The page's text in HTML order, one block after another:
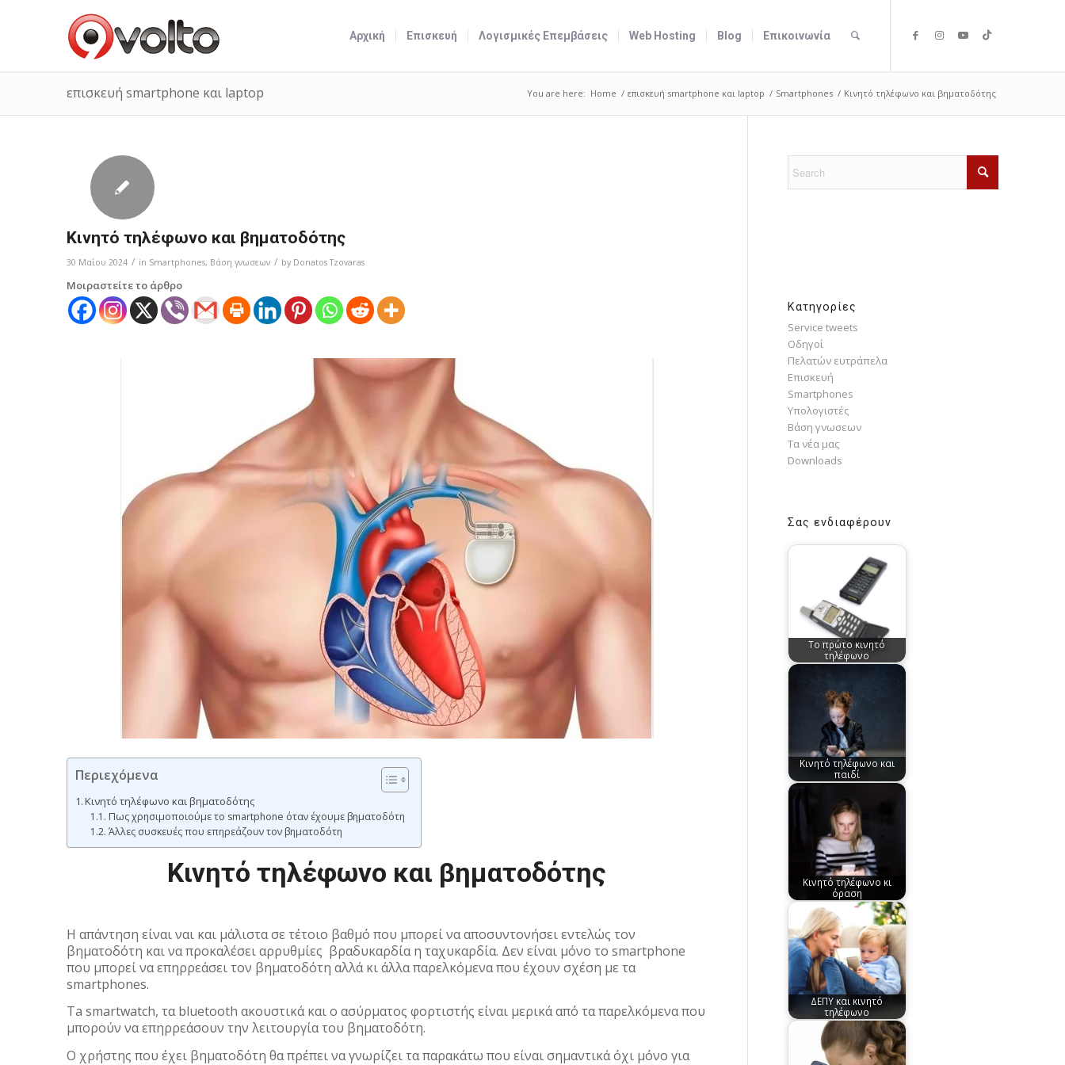
Αρχική Επισκευή Λογισμικές Επεμβάσεις Web Hosting Blog Επικοινωνία
επισκευή smartphone και laptop You are here: Home / επισκευή smartphone και laptop / Smartphones / Κινητό τηλέφωνο και βηματοδότης
Κινητό τηλέφωνο και βηματοδότης
30 Μαΐου 2024 / in Smartphones, Bάση γνωσεων / by Donatos Tzovaras
Μοιραστείτε το άρθρο
Περιεχόμενα
Κινητό τηλέφωνο και βηματοδότης
Πως χρησιμοποιούμε το smartphone όταν έχουμε βηματοδότη
Άλλες συσκευές που επηρεάζουν τον βηματοδότη
Κινητό τηλέφωνο και βηματοδότης
Η απάντηση είναι ναι και μάλιστα σε τέτοιο βαθμό που μπορεί να αποσυντονήσει εντελώς τον
βηματοδότη και να προκαλέσει αρρυθμίες βραδυκαρδία η ταχυκαρδία. Δεν είναι μόνο το smartphone
που μπορεί να επηρρεάσει τον βηματοδότη αλλά κι άλλα παρελκόμενα που έχουν σχέση με τα
smartphones.
Τa smartwatch, τα bluetooth ακουστικά και ο ασύρματος φορτιστής είναι μερικά από τα παρελκόμενα που
μπορούν να επηρρεάσουν την λειτουργία του βηματοδότη.
Ο χρήστης που έχει βηματοδότη θα πρέπει να γνωρίζει τα παρακάτω που είναι σημαντικά όχι μόνο για
Kατηγορίες
Service tweets
Οδηγοί
Πελατών ευτράπελα
Επισκευή
Smartphones
Υπολογιστές
Bάση γνωσεων
Τα νέα μας
Downloads
Σας ενδιαφέρουν
Το πρώτο κινητό
τηλέφωνο
Κινητό τηλέφωνο και
παιδί
Κινητό τηλέφωνο κι
όραση
ΔΕΠΥ και κινητό
τηλέφωνο